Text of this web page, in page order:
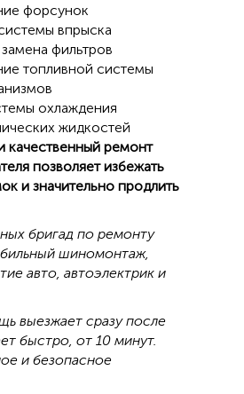
форсунок
впрыска
фильтров
топливной системы
охлаждения
жидкостей
качественный ремонт
позволяет избежать
и значительно продлить
бригад по ремонту
шиномонтаж,
авто, автоэлектрик и
выезжает сразу после
быстро, от 10 минут.
и безопасное